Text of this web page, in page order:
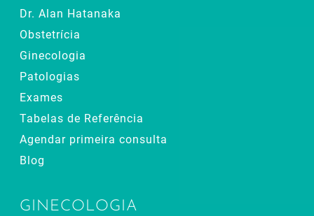
Dr. Alan Hatanaka
Obstetrícia
Ginecologia
Patologias
Exames
Tabelas de Referência
Agendar primeira consulta
Blog
GINECOLOGIA